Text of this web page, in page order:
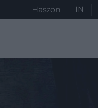
Haszon IN